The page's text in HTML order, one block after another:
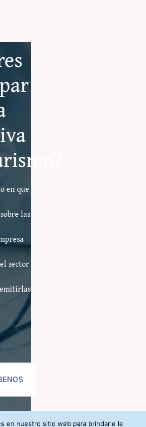
en que
las
sector
en nuestro sitio web para brindarle la